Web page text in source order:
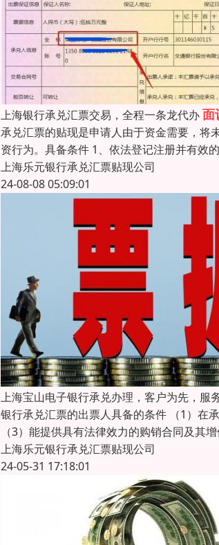
上海银行承兑汇票交易，全程一条龙代办面
承兑汇票的贴现是申请人由于资金需要，将
资行为。具备条件 1、依法登记注册并有效
上海乐元银行承兑汇票贴现公司
24-08-08 05:09:01
上海宝山电子银行承兑办理，客户为先，服
银行承兑汇票的出票人具备的条件 （1）在
（3）能提供具有法律效力的购销合同及其
上海乐元银行承兑汇票贴现公司
24-05-31 17:18:01